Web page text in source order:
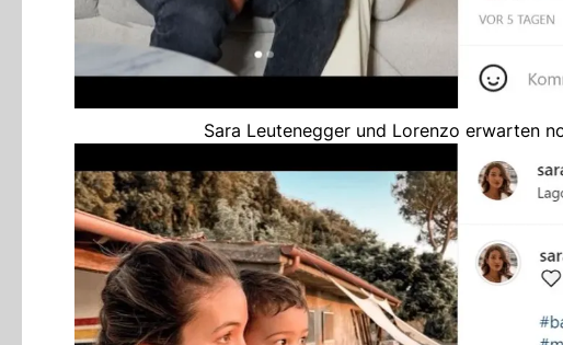
Sara Leutenegger und Lorenzo erwarten